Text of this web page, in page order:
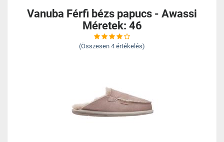
Vanuba Férfi bézs papucs - Awassi
Méretek: 46
(Összesen 4 értékelés)